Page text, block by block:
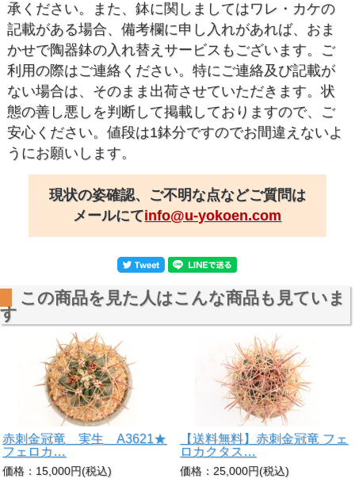
承ください。また、鉢に関しましてはワレ・カケの
記載がある場合、備考欄に申し入れがあれば、おま
かせで陶器鉢の入れ替えサービスもございます。ご
利用の際はご連絡ください。特にご連絡及び記載が
ない場合は、そのまま出荷させていただきます。状
態の善し悪しを判断して掲載しておりますので、ご
安心ください。値段は1鉢分ですのでお間違えないよ
うにお願いします。
現状の姿確認、ご不明な点などご質問は
メールにてinfo@u-yokoen.com
この商品を見た人はこんな商品も見ていま
す
赤刺金冠竜 実生 A3621★
フェロカ…
価格：15,000円(税込)
【送料無料】赤刺金冠竜 フェ
ロカクタス…
価格：25,000円(税込)